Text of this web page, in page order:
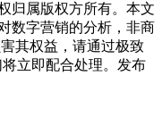
归属版权方所有。本文
数字营销的分析，非商
其权益，请通过极致
立即配合处理。发布